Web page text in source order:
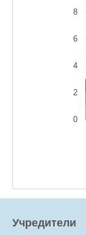
0
2
4
6
8
Учредители